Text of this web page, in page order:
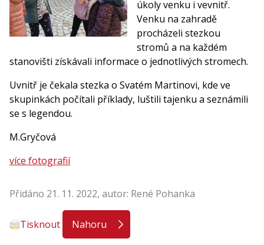
úkoly venku i vevnitř.
Venku na zahradě
procházeli stezkou
stromů a na každém
stanovišti získávali informace o jednotlivých stromech.
Uvnitř je čekala stezka o Svatém Martinovi, kde ve
skupinkách počítali příklady, luštili tajenku a seznámili
se s legendou.
M.Gryčová
více fotografií
Přidáno 21. 11. 2022, autor: René Pohanka
Tisknout Nahoru